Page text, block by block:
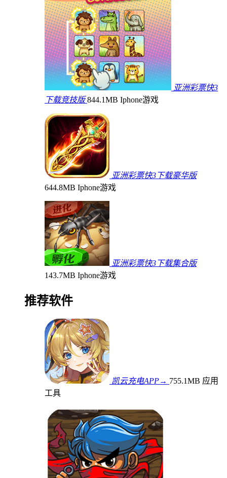
亚洲彩票快3
下载竞技版 844.1MB Iphone游戏
亚洲彩票快3下载豪华版
644.8MB Iphone游戏
亚洲彩票快3下载集合版
143.7MB Iphone游戏
推荐软件
凯云充电APP→ 755.1MB 应用
工具